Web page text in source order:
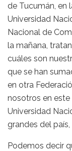
de Tucumán, en
Universidad
Nacional de
la mañana,
cuáles son
que se han
en otra
nosotros en este
Universidad
grandes del
Podemos decir